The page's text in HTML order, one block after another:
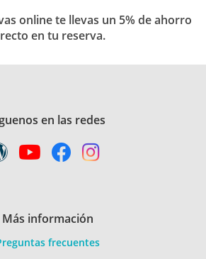
online te llevas un 5% de ahorro
en tu reserva.
en las redes
Más información
frecuentes